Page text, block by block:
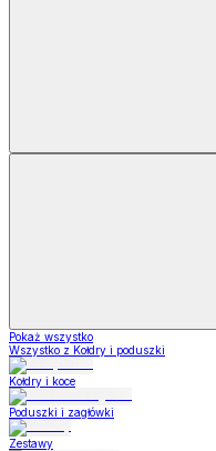
Pokaż wszystko
Wszystko z Kołdry i poduszki
Kołdry i koce
Poduszki i zagłówki
Zestawy